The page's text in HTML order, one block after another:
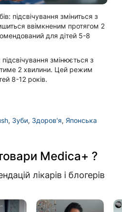
підсвічування зміниться з
ввімкненим протягом 2
для дітей 5-8
змінюється з
2 хвилини. Цей режим
8-12 років.
, Зуби, Здоров'я, Японська
Medica+ ?
лікарів і блогерів